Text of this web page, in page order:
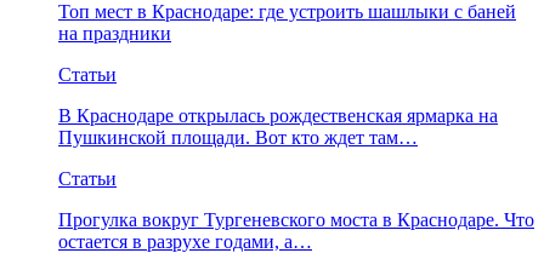
Топ мест в Краснодаре: где устроить шашлыки с баней
на праздники
Статьи
В Краснодаре открылась рождественская ярмарка на
Пушкинской площади. Вот кто ждет там…
Статьи
Прогулка вокруг Тургеневского моста в Краснодаре. Что
остается в разрухе годами, а…